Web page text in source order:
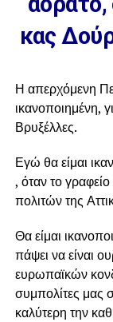
κας
Η απερχόμενη
ικανοποιημένη,
Βρυξέλλες.
Εγώ θα είμαι
, όταν το
πολιτών της
Θα είμαι
πάψει να είναι
ευρωπαϊκών
συμπολίτες μας
καλύτερη την